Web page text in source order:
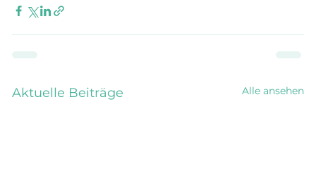
Aktuelle Beiträge Alle ansehen